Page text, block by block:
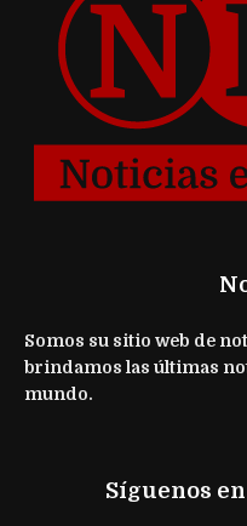
Somos su sitio web de
brindamos las últimas
mundo.
Síguenos